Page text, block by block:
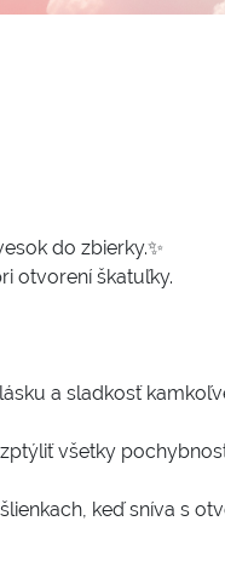
do zbierky.✨
otvorení škatuľky.
a sladkosť
všetky
keď sníva s